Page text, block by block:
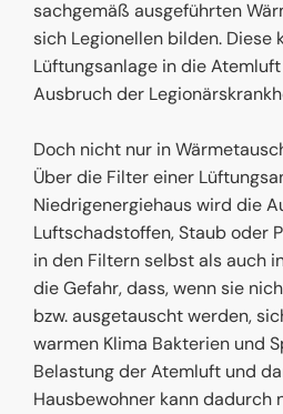
sachgemäß ausgeführten
sich Legionellen bilden. Diese
Lüftungsanlage in die
Ausbruch der
Doch nicht nur in
Über die Filter einer
Niedrigenergiehaus wird die
Luftschadstoffen, Staub oder
in den Filtern selbst als auch
die Gefahr, dass, wenn sie
bzw. ausgetauscht werden,
warmen Klima Bakterien und
Belastung der Atemluft und
Hausbewohner kann dadurch